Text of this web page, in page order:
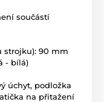
součástí
strojku): 90 mm
- bílá)
úchyt, podložka
na přitažení